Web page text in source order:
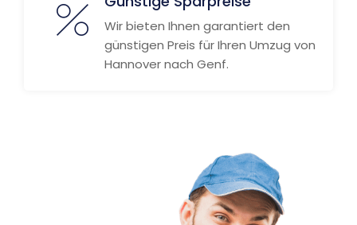
Wir bieten Ihnen garantiert den
günstigen Preis für Ihren Umzug von
Hannover nach Genf.